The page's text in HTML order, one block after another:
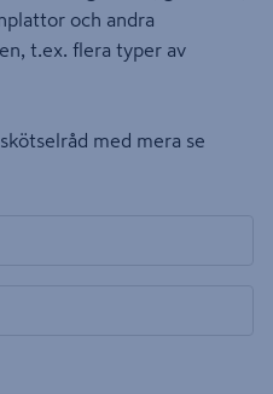
och andra
t.ex. flera typer av
med mera se